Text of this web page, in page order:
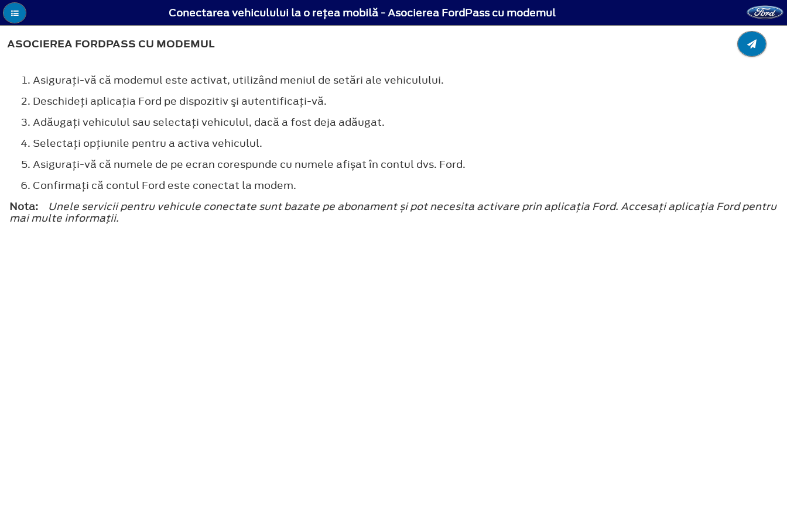
Conectarea vehiculului la o reţea mobilă - Asocierea FordPass cu modemul
ASOCIEREA FORDPASS CU MODEMUL
Asiguraţi-vă că modemul este activat, utilizând meniul de setări ale vehiculului.
Deschideţi aplicaţia Ford pe dispozitiv şi autentificaţi-vă.
Adăugaţi vehiculul sau selectaţi vehiculul, dacă a fost deja adăugat.
Selectaţi opţiunile pentru a activa vehiculul.
Asigurați-vă că numele de pe ecran corespunde cu numele afișat în contul dvs. Ford.
Confirmaţi că contul Ford este conectat la modem.
Nota:
Unele servicii pentru vehicule conectate sunt bazate pe abonament și pot necesita activare prin aplicația Ford. Accesați aplicația Ford pentru
mai multe informații.